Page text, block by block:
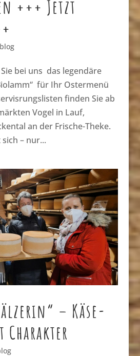
+++ Jetzt
bei uns das legendäre
für Ihr Ostermenü
finden Sie ab
Vogel in Lauf,
an der Frische-Theke.
– nur...
– Käse-
Charakter